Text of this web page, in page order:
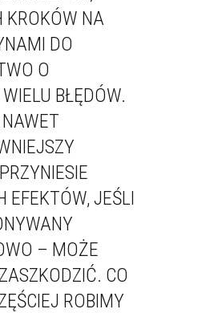
KROKÓW NA
DO
O
BŁĘDÓW.
EFEKTÓW, JEŚLI
– MOŻE
CO
ROBIMY